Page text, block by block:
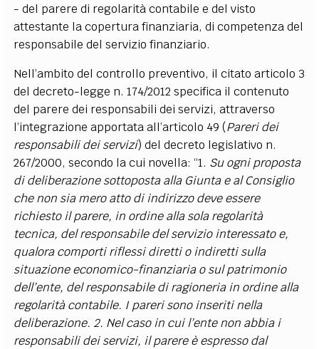
- del parere di regolarità contabile e del visto
attestante la copertura finanziaria, di competenza del
responsabile del servizio finanziario.
Nell’ambito del controllo preventivo, il citato articolo 3
del decreto-legge n. 174/2012 specifica il contenuto
del parere dei responsabili dei servizi, attraverso
l’integrazione apportata all’articolo 49 (Pareri dei
responsabili dei servizi) del decreto legislativo n.
267/2000, secondo la cui novella: “1. Su ogni proposta
di deliberazione sottoposta alla Giunta e al Consiglio
che non sia mero atto di indirizzo deve essere
richiesto il parere, in ordine alla sola regolarità
tecnica, del responsabile del servizio interessato e,
qualora comporti riflessi diretti o indiretti sulla
situazione economico-finanziaria o sul patrimonio
dell’ente, del responsabile di ragioneria in ordine alla
regolarità contabile. I pareri sono inseriti nella
deliberazione. 2. Nel caso in cui l’ente non abbia i
responsabili dei servizi, il parere è espresso dal